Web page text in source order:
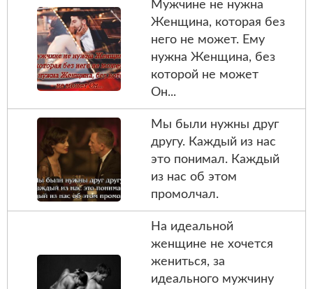
Мужчине не нужна
Женщина, которая без
него не может. Ему
нужна Женщина, без
которой не может
Он...
Мы были нужны друг
другу. Каждый из нас
это понимал. Каждый
из нас об этом
промолчал.
На идеальной
женщине не хочется
жениться, за
идеального мужчину